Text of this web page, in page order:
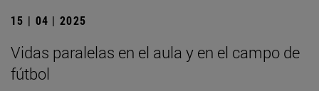
15 | 04 | 2025
Vidas paralelas en el aula y en el campo de
fútbol